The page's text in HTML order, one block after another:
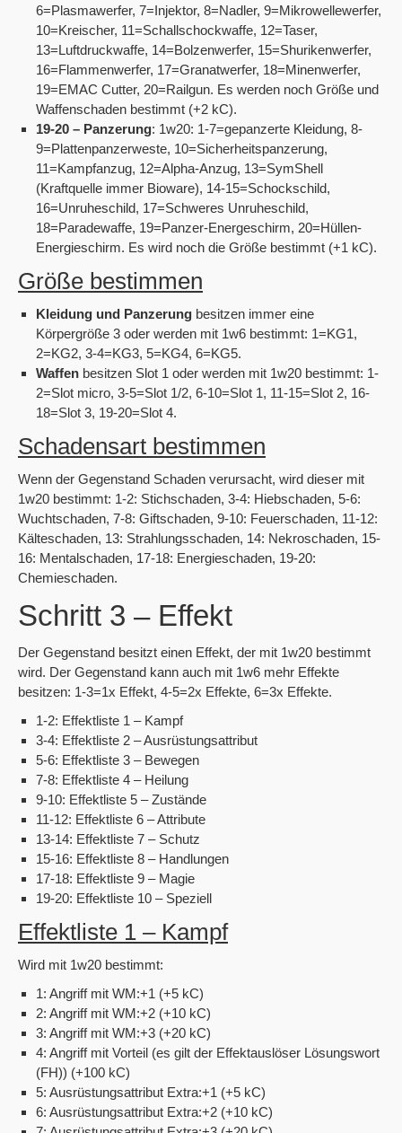
6=Plasmawerfer, 7=Injektor, 8=Nadler, 9=Mikrowellewerfer,
10=Kreischer, 11=Schallschockwaffe, 12=Taser,
13=Luftdruckwaffe, 14=Bolzenwerfer, 15=Shurikenwerfer,
16=Flammenwerfer, 17=Granatwerfer, 18=Minenwerfer,
19=EMAC Cutter, 20=Railgun. Es werden noch Größe und
Waffenschaden bestimmt (+2 kC).
19-20 – Panzerung: 1w20: 1-7=gepanzerte Kleidung, 8-
9=Plattenpanzerweste, 10=Sicherheitspanzerung,
11=Kampfanzug, 12=Alpha-Anzug, 13=SymShell
(Kraftquelle immer Bioware), 14-15=Schockschild,
16=Unruheschild, 17=Schweres Unruheschild,
18=Paradewaffe, 19=Panzer-Energeschirm, 20=Hüllen-
Energieschirm. Es wird noch die Größe bestimmt (+1 kC).
Größe bestimmen
Kleidung und Panzerung besitzen immer eine
Körpergröße 3 oder werden mit 1w6 bestimmt: 1=KG1,
2=KG2, 3-4=KG3, 5=KG4, 6=KG5.
Waffen besitzen Slot 1 oder werden mit 1w20 bestimmt: 1-
2=Slot micro, 3-5=Slot 1/2, 6-10=Slot 1, 11-15=Slot 2, 16-
18=Slot 3, 19-20=Slot 4.
Schadensart bestimmen
Wenn der Gegenstand Schaden verursacht, wird dieser mit
1w20 bestimmt: 1-2: Stichschaden, 3-4: Hiebschaden, 5-6:
Wuchtschaden, 7-8: Giftschaden, 9-10: Feuerschaden, 11-12:
Kälteschaden, 13: Strahlungsschaden, 14: Nekroschaden, 15-
16: Mentalschaden, 17-18: Energieschaden, 19-20:
Chemieschaden.
Schritt 3 – Effekt
Der Gegenstand besitzt einen Effekt, der mit 1w20 bestimmt
wird. Der Gegenstand kann auch mit 1w6 mehr Effekte
besitzen: 1-3=1x Effekt, 4-5=2x Effekte, 6=3x Effekte.
1-2: Effektliste 1 – Kampf
3-4: Effektliste 2 – Ausrüstungsattribut
5-6: Effektliste 3 – Bewegen
7-8: Effektliste 4 – Heilung
9-10: Effektliste 5 – Zustände
11-12: Effektliste 6 – Attribute
13-14: Effektliste 7 – Schutz
15-16: Effektliste 8 – Handlungen
17-18: Effektliste 9 – Magie
19-20: Effektliste 10 – Speziell
Effektliste 1 – Kampf
Wird mit 1w20 bestimmt:
1: Angriff mit WM:+1 (+5 kC)
2: Angriff mit WM:+2 (+10 kC)
3: Angriff mit WM:+3 (+20 kC)
4: Angriff mit Vorteil (es gilt der Effektauslöser Lösungswort
(FH)) (+100 kC)
5: Ausrüstungsattribut Extra:+1 (+5 kC)
6: Ausrüstungsattribut Extra:+2 (+10 kC)